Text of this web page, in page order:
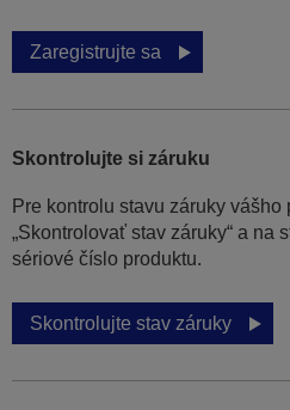
Zaregistrujte sa
Skontrolujte si záruku
Pre kontrolu stavu záruky
„Skontrolovať stav záruky“ a na
sériové číslo produktu.
Skontrolujte stav záruky